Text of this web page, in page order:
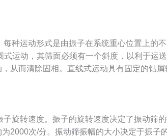
运动形式是由振子在系统重心位置上的
运动，其筛面必须有一个斜度，以利于运
从而清除固相。直线式运动具有固定的钻
转速度。振子的旋转速度决定了振动筛的
2000次/分。振动筛振幅的大小决定于振子